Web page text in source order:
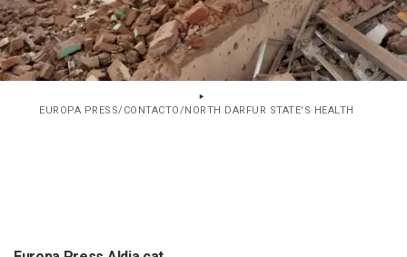
EUROPA PRESS/CONTACTO/NORTH DARFUR STATE'S HEALTH